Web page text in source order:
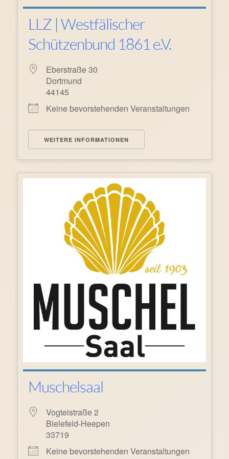
LLZ | Westfälischer
Schützenbund 1861 e.V.
Eberstraße 30
Dortmund
44145
Keine bevorstehenden Veranstaltungen
WEITERE INFORMATIONEN
Muschelsaal
Vogteistraße 2
Bielefeld-Heepen
33719
Keine bevorstehenden Veranstaltungen